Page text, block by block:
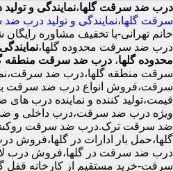
درب ضد سرقت گلها،نمایندگی و
سرقت گلها،نمایندگی و تولید درب
خانم تهرانی-با تخفیف مشاوره
درب ضد سرقت محدوده گلها،
محدوده گلها، درب ضد سرقت منطقه
سرقت منطقه گلها،درب ضد
سرقت،فروش انواع درب ضد سرقت با
قیمت،تولید کننده و نماینده درب
ویژه درب ضد سرقت،درب داخلی و ضد
ضد سرقت ترک.درب ضد سرقت روکش
گلها،حمل بار ادارات در گلها،فروش
درب ضد سرقت در گلها،فروش درب
سرقت-خرید مستقیم از کارخانه قفل